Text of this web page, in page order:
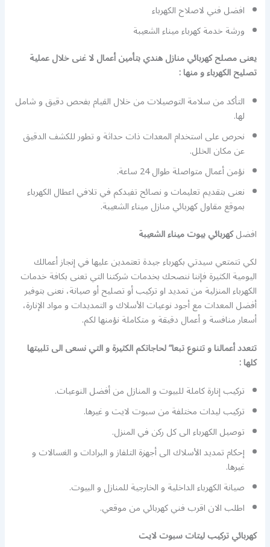
افضل فني لاصلاح الكهرباء
ورشة خدمة كهرباء ميناء الشعيبة
يعنى مصلح كهربائي منازل هندي بتأمين أعمال لا غنى خلال عملية
تصليح الكهرباء و منها :
التأكد من سلامة التوصيلات من خلال القيام بفحص دقيق و شامل
لها.
نحرص على استخدام المعدات ذات حداثة و تطور للكشف الدقيق
عن مكان الخلل.
نؤمن أعمال متواصلة طوال 24 ساعة.
نعنى بتقديم تعليمات و نصائح تفيدكم في تلافي اعطال الكهرباء
بموقع مقاول كهربائي منازل ميناء الشعيبة.
افضلكهربائي بيوت ميناء الشعيبة
لكي تتمتعي سيدتي بكهرباء جيدة تعتمدين عليها في إنجاز أعمالك
اليومية الكثيرة فإننا ننصحك بخدمات شركتنا التي تعنى بكافة خدمات
الكهرباء المنزلية من تمديد او تركيب أو تصليح أو صيانة، نعنى بتوفير
أفضل المعدات مع أجود نوعيات الأسلاك و التمديدات و مواد الإنارة،
أسعار منافسة و أعمال دقيقة و متكاملة نؤمنها لكم.
تتعدد أعمالنا و تتنوع تبعا” لحاجاتكم الكثيرة و التي نسعى الى تلبيتها
كلها :
تركيب إنارة كاملة للبيوت و المنازل من أفضل النوعيات.
تركيب ليدات مختلفة من سبوت لايت و غيرها.
توصيل الكهرباء الى كل ركن في المنزل.
إحكام تمديد الأسلاك الى أجهزة التلفاز و البرادات و الغسالات و
غيرها.
صيانة الكهرباء الداخلية و الخارجية للمنازل و البيوت.
اطلب الان اقرب فني كهربائي من موقعي.
كهربائي تركيب ليتات سبوت لايت